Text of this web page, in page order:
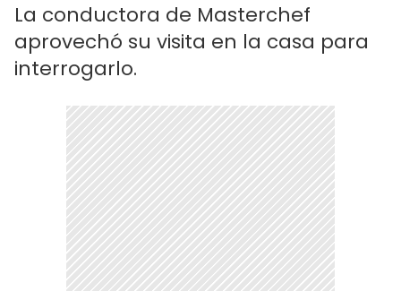
La conductora de Masterchef
aprovechó su visita en la casa para
interrogarlo.